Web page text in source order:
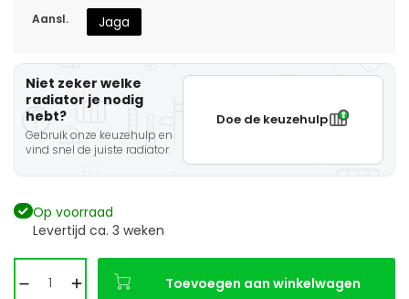
Aansl. Jaga
Niet zeker welke
radiator je nodig
hebt?
Gebruik onze keuzehulp en
vind snel de juiste radiator.
Doe de keuzehulp
Op voorraad
Levertijd ca. 3 weken
Toevoegen aan winkelwagen